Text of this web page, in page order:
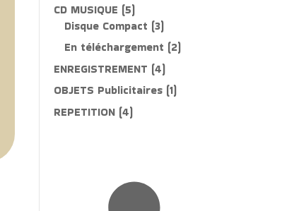
CD MUSIQUE 55
produits
Disque Compact 33
produits
En téléchargement 22
ENREGISTREMENT 44
produits
OBJETS Publicitaires 11
REPETITION 44